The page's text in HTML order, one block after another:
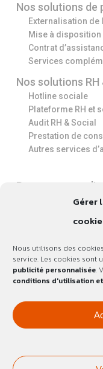
Gérer
Nous utilisons des
service. Les cookies sont
publicité personnalisée.
conditions d'utilisation
Nos solutions de
Externalisation de
Mise à disposition
Contrat
Services
Nos solutions RH
Hotline sociale
Plateforme RH et
Audit RH & Social
Prestation de
Autres services
Ressources en
Fiches pratiques
Guide du pouvoir
CDI
Nos vidéos